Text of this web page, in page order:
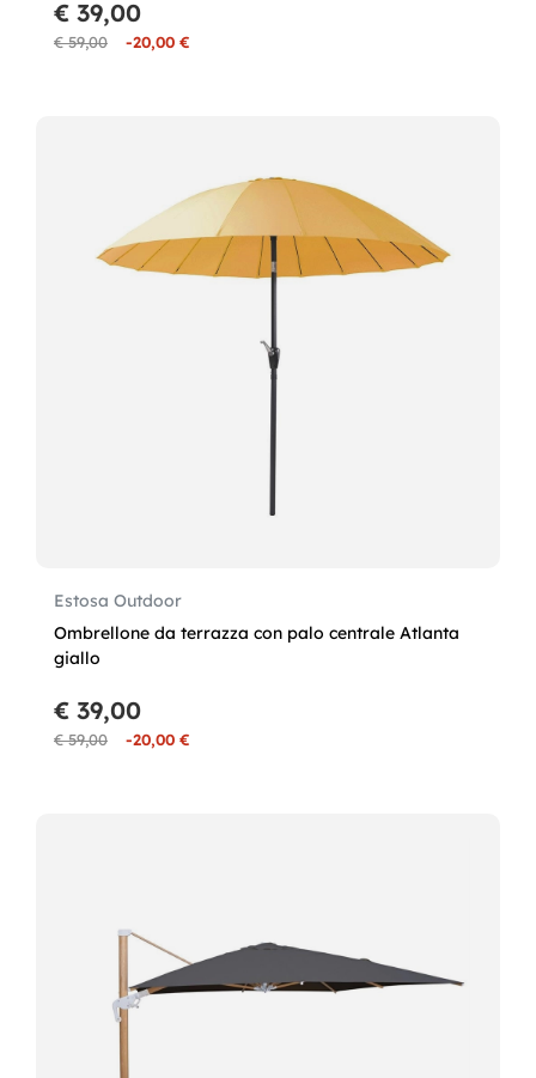
€ 59,00 -20,00 €
€ 39,00
Estosa Outdoor
Ombrellone da terrazza con palo centrale Atlanta
giallo
€ 59,00 -20,00 €
€ 39,00